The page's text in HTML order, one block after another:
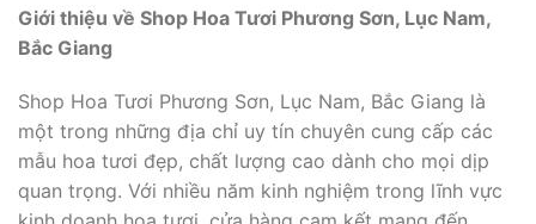
Giới thiệu về Shop Hoa Tươi Phương Sơn, Lục Nam,
Bắc Giang
Shop Hoa Tươi Phương Sơn, Lục Nam, Bắc Giang là
một trong những địa chỉ uy tín chuyên cung cấp các
mẫu hoa tươi đẹp, chất lượng cao dành cho mọi dịp
quan trọng. Với nhiều năm kinh nghiệm trong lĩnh vực